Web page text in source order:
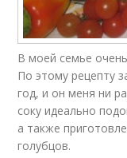
Сок с
Помидоры
В моей семье
По этому рецепту
год, и он меня ни
соку идеально
а также
голубцов.